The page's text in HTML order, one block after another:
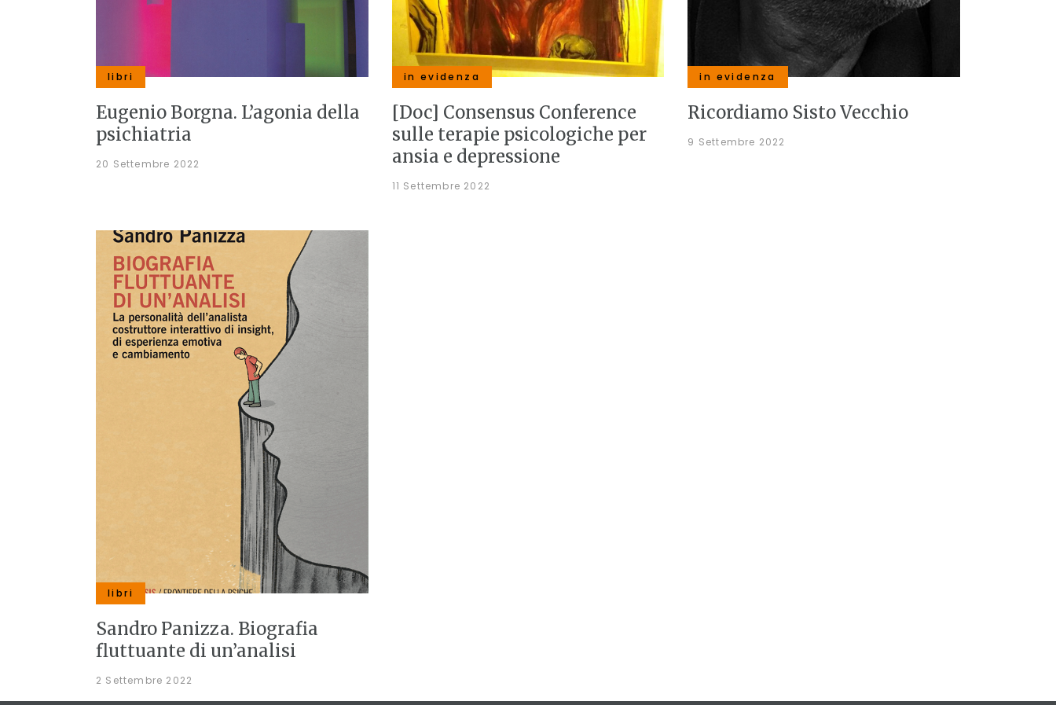
libri
Eugenio Borgna. L’agonia della
psichiatria
20 Settembre 2022
in evidenza
[Doc] Consensus Conference
sulle terapie psicologiche per
ansia e depressione
11 Settembre 2022
in evidenza
Ricordiamo Sisto Vecchio
9 Settembre 2022
libri
Sandro Panizza. Biografia
fluttuante di un’analisi
2 Settembre 2022